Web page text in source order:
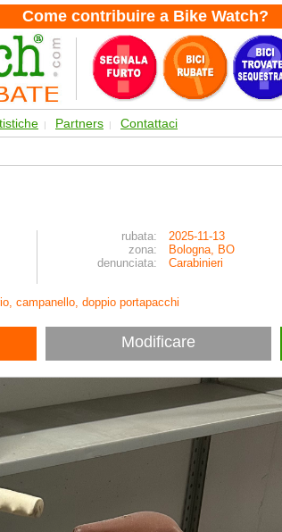
Come contribuire a Bike Watch?
| Partners | Contattaci
rubata:
2025-11-13
zona:
Bologna, BO
denunciata:
Carabinieri
campanello, doppio portapacchi
Modificare